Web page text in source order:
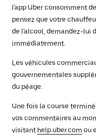
l'app Uber consomment
pensez que votre
de l'alcool, demandez-lui
immédiatement.
Les véhicules
gouvernementales
du péage.
Une fois la course
vos commentaires au
visitant help.uber.com ou